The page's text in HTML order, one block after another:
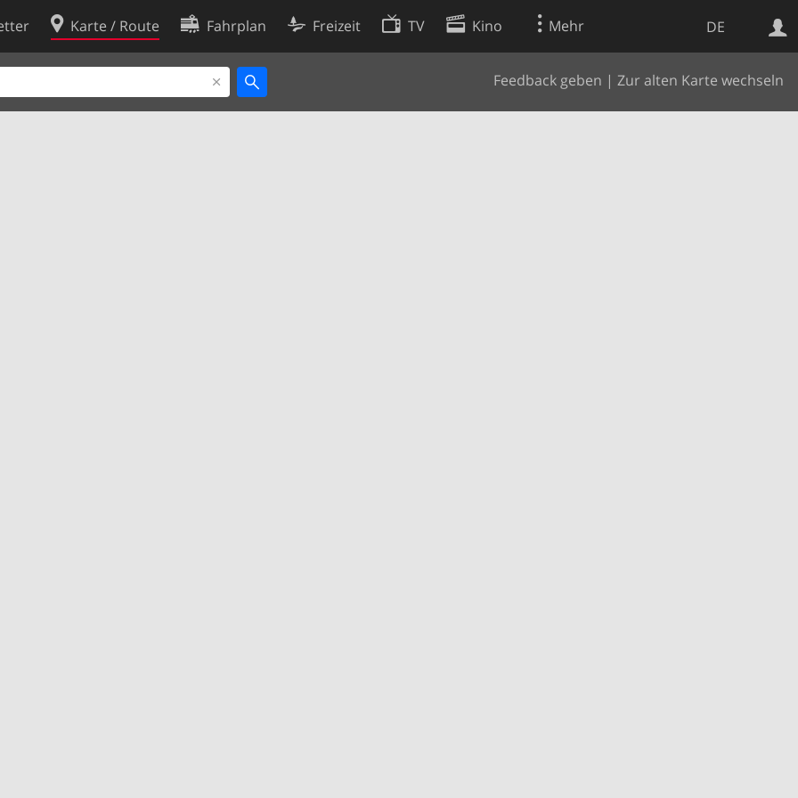
DE
Karte / Route Fahrplan Freizeit TV Kino Mehr
Feedback geben | Zur alten Karte wechseln
Websuche
Cookie-Richtlinie
Cookie-Einstellungen